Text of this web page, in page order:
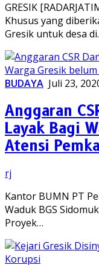
GRESIK
Khusus yang
Gresik untuk desa
BUDAYA Juli 23,
Anggaran
Layak Bagi
Atensi
rj
Kantor BUMN PT
Waduk BGS
Proyek…